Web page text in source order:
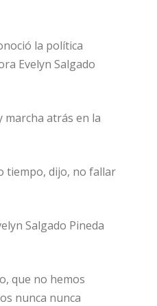
la política
Evelyn Salgado
marcha atrás en la
tiempo, dijo, no fallar
Salgado Pineda
que no hemos
nunca nunca